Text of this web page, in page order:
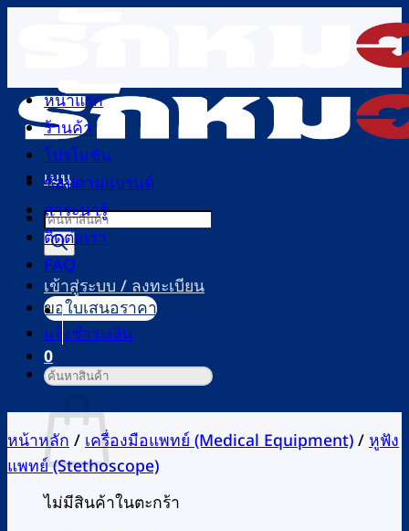
เนื้อหา
เมนู
Products
search
เข้าสู่ระบบ / ลงทะเบียน
0
ตะกร้าสินค้า
ไม่มีสินค้าในตะกร้า
หน้าแรก
ร้านค้า
โปรโมชัน
ช้อปตามแบรนด์
สาระน่ารู้
ติดต่อเรา
FAQ
ขอใบเสนอราคา
แจ้งชำระเงิน
ค้นหา:
หน้าหลัก/เครื่องมือแพทย์ (Medical Equipment)/หูฟัง
แพทย์ (Stethoscope)